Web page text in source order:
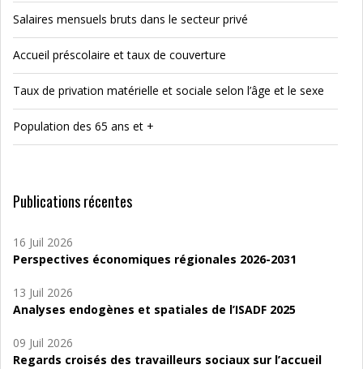
Salaires mensuels bruts dans le secteur privé
Accueil préscolaire et taux de couverture
Taux de privation matérielle et sociale selon l’âge et le sexe
Population des 65 ans et +
Publications récentes
16 Juil 2026
Perspectives économiques régionales 2026-2031
13 Juil 2026
Analyses endogènes et spatiales de l’ISADF 2025
09 Juil 2026
Regards croisés des travailleurs sociaux sur l’accueil